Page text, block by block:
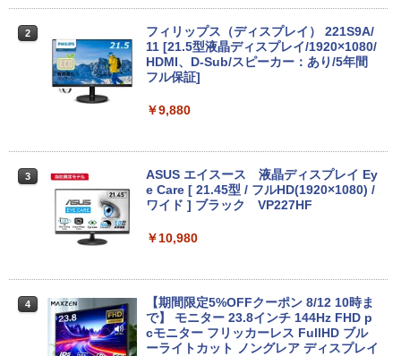
2
中古パソコン 東芝TOSHIBA B35 15.6型
第5世代Celeron メモリ8GB SSD128GB
Windows11 Office 2019搭載 在宅勤務
仕事用 学習用 中古PC 仕事 家庭 安い 激
【★最大100%ポイント】【新生活応援・
2026】【Office 2019 H&B】【カメラ×F
ore i5/メモリ:8GB/M.2 SSD:256GB/512
トパソコン Windows11
￥25,800
富士通 FMV K5010 AIO 23.8インチ 第10
世代 Core i5 メモリ16GB Nvme M.2 SS
indows11 中古一体型
【期間限定P15倍+最大10%OFFクーポ
MINI SSD256GB メモリ8GB APPLE Ma
デスクトップパソコン デスクトップ PC
￥55,000
2
フィリップス（ディスプレイ） 221S9A/
11 [21.5型液晶ディスプレイ/1920×1080/
HDMI、D-Sub/スピーカー：あり/5年間
フル保証]
￥9,880
3
ASUS エイスース 液晶ディスプレイ Ey
e Care [ 21.45型 / フルHD(1920×1080) /
ワイド ] ブラック VP227HF
￥10,980
4
【期間限定5%OFFクーポン 8/12 10時ま
で】 モニター 23.8インチ 144Hz FHD p
cモニター フリッカーレス FullHD ブル
ーライトカット ノングレア ディスプレイ